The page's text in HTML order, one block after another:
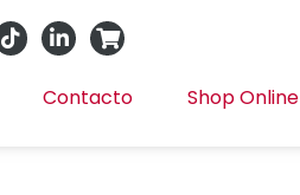
Contacto Shop Online